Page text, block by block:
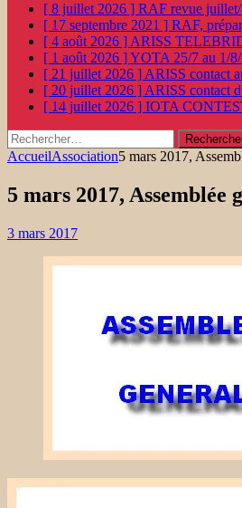
[ 8 juillet 2026 ] RAF revue
[ 17 septembre 2021 ] RAF,
[ 4 août 2026 ] ARISS
[ 1 août 2026 ]YOTA 25/7 au 1/
[ 21 juillet 2026 ] ARISS contact
[ 20 juillet 2026 ] ARISS contact
[ 14 juillet 2026 ] IOTA
Rechercher :
AccueilAssociation5 mars 2017,
5 mars 2017,
3 mars 2017